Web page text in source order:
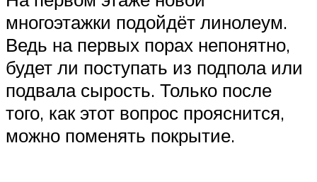
многоэтажки подойдёт линолеум.
Ведь на первых порах непонятно,
будет ли поступать из подпола или
подвала сырость. Только после
того, как этот вопрос прояснится,
можно поменять покрытие.